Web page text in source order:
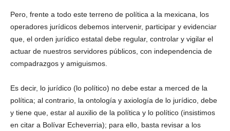
Pero, frente a todo este terreno de política a la mexicana, los
operadores jurídicos debemos intervenir, participar y evidenciar
que, el orden jurídico estatal debe regular, controlar y vigilar el
actuar de nuestros servidores públicos, con independencia de
compadrazgos y amiguismos.
Es decir, lo jurídico (lo político) no debe estar a merced de la
política; al contrario, la ontología y axiología de lo jurídico, debe
y tiene que, estar al auxilio de la política y lo político (insistimos
en citar a Bolívar Echeverria); para ello, basta revisar a los